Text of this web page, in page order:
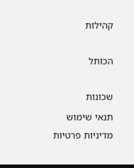
קהילות
הכותל
שכונות
תנאי שימוש
מדיניות פרטיות